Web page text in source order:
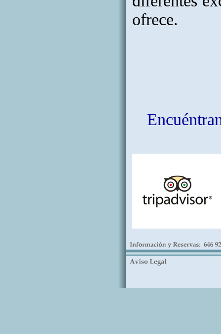
ofrece.